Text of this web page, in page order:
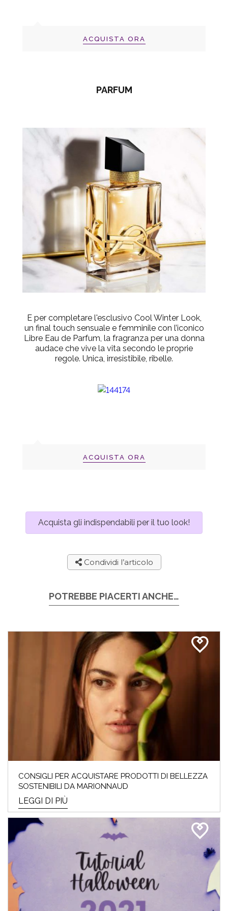
ACQUISTA ORA
PARFUM
E per completare l'esclusivo Cool Winter Look,
un final touch sensuale e femminile con l’iconico
Libre Eau de Parfum, la fragranza per una donna
audace che vive la vita secondo le proprie
regole. Unica, irresistibile, ribelle.
ACQUISTA ORA
Acquista gli indispendabili per il tuo look!
Condividi l’articolo
POTREBBE PIACERTI ANCHE…
CONSIGLI PER ACQUISTARE PRODOTTI DI BELLEZZA
SOSTENIBILI DA MARIONNAUD
LEGGI DI PIÙ